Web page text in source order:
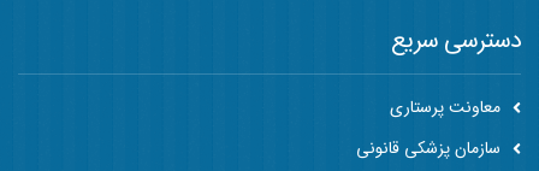
دسترسی سریع
معاونت پرستاری
سازمان پزشکی قانونی